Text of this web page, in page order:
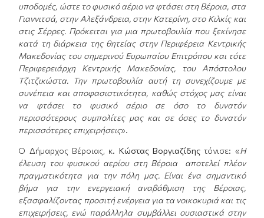
υποδομές, ώστε το φυσικό αέριο να φτάσει στη Βέροια, στα
Γιαννιτσά, στην Αλεξάνδρεια, στην Κατερίνη, στο Κιλκίς και
στις Σέρρες. Πρόκειται για μια πρωτοβουλία που ξεκίνησε
κατά τη διάρκεια της θητείας στην Περιφέρεια Κεντρικής
Μακεδονίας του σημερινού Ευρωπαίου Επιτρόπου και τότε
Περιφερειάρχη Κεντρικής Μακεδονίας, του Απόστολου
Τζιτζικώστα. Την πρωτοβουλία αυτή τη συνεχίζουμε με
συνέπεια και αποφασιστικότητα, καθώς στόχος μας είναι
να φτάσει το φυσικό αέριο σε όσο το δυνατόν
περισσότερους συμπολίτες μας και σε όσες το δυνατόν
περισσότερες επιχειρήσεις».
Ο Δήμαρχος Βέροιας, κ. Κώστας Βοργιαζίδηςτόνισε: «Η
έλευση του φυσικού αερίου στη Βέροια αποτελεί πλέον
πραγματικότητα για την πόλη μας. Είναι ένα σημαντικό
βήμα για την ενεργειακή αναβάθμιση της Βέροιας,
εξασφαλίζοντας προσιτή ενέργεια για τα νοικοκυριά και τις
επιχειρήσεις, ενώ παράλληλα συμβάλλει ουσιαστικά στην